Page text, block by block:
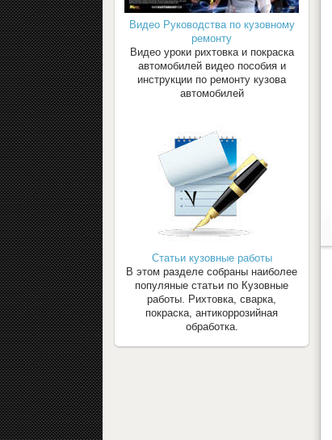
Видео Руководства по кузовному
ремонту
Видео уроки рихтовка и покраска
автомобилей видео пособия и
инструкции по ремонту кузова
автомобилей
Статьи кузовные работы
В этом разделе собраны наиболее
популяные статьи по Кузовные
работы. Рихтовка, сварка,
покраска, антикоррозийная
обработка.